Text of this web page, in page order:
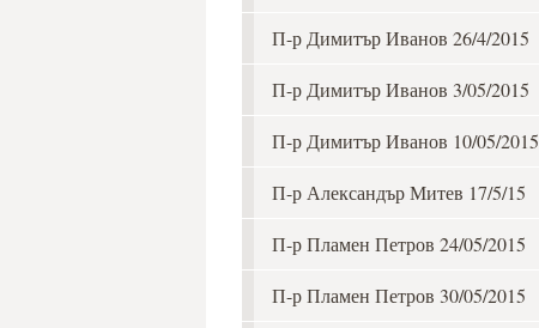
П-р Димитър Иванов 26/4/2015
П-р Димитър Иванов 3/05/2015
П-р Димитър Иванов 10/05/2015
П-р Александър Митев 17/5/15
П-р Пламен Петров 24/05/2015
П-р Пламен Петров 30/05/2015